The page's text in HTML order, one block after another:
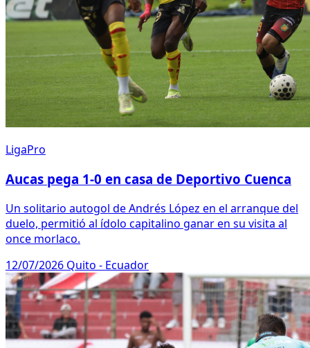
LigaPro
Aucas pega 1-0 en casa de Deportivo Cuenca
Un solitario autogol de Andrés López en el arranque del
duelo, permitió al ídolo capitalino ganar en su visita al
once morlaco.
12/07/2026 Quito - Ecuador